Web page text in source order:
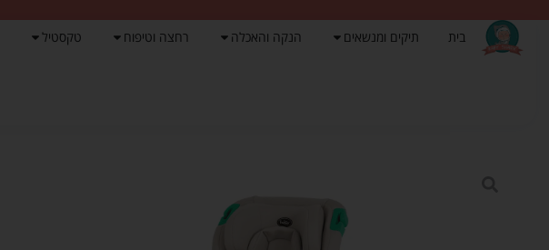
בית תיקים ומנשאים הנקה והאכלה רחצה וטיפוח טקסטיל